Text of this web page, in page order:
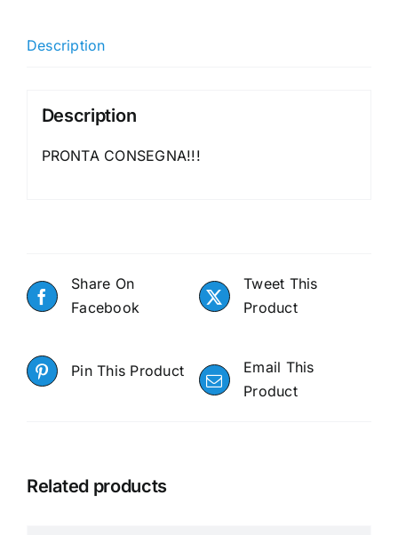
Description
Description
PRONTA CONSEGNA!!!
Share On
Facebook
Tweet This
Product
Pin This Product
Email This
Product
Related products